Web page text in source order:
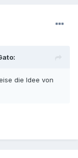
die Idee von